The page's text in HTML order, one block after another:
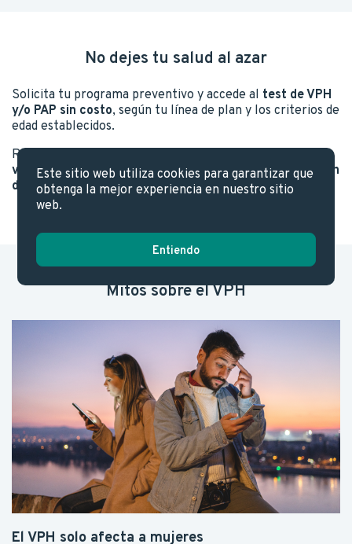
No dejes tu salud al azar
Solicita tu programa preventivo y accede al test de VPH
y/o PAP sin costo, según tu línea de plan y los criterios de
edad establecidos.
Recuerda que
virus, mientras que el PAP identifica lesiones que pueden
derivar en cáncer. Ambos son claves en la prevención.
Mitos sobre el VPH
El VPH solo afecta a mujeres
Este sitio web utiliza cookies para garantizar que
obtenga la mejor experiencia en nuestro sitio
web.
Entiendo